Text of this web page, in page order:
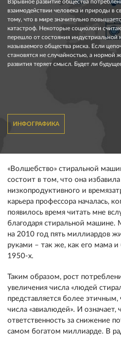
Взрывное развитие общества
взаимодействии человека и природы в
тому, что в мире значительно
катастроф. Некоторые социологи
перешло от состояния индустриальной
называемого общества риска. Если
становятся не случайностью, а нормой
развития теряет смысл. Будет ли
ИНФОГРАФИКА
«Волшебство» стиральной
состоит в том, что она
низкопродуктивного и
карьера профессора началась,
появилось время читать мне
благодаря стиральной
на 2010 год пять миллиардов
руками – так же, как его мама
1950-х.
Таким образом, рост
увеличения числа «людей
представляется более этичным,
числа «авиалюдей». И означает,
ответственность за снижение
самом богатом миллиарде. В